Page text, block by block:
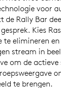
voor
de Rally Bar
Kies
elimineren en
stream in
om de actieve
te brengen.